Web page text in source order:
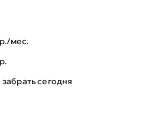
мес.
сегодня